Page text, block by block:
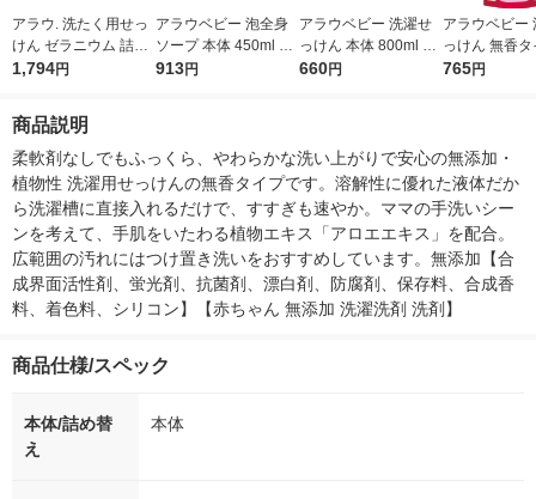
アラウ. 洗たく用せっ
けん ゼラニウム 詰め
替え 1L 1セット（3個
1,794円
アラウベビー 泡全身
ソープ 本体 450ml 無
添加 赤ちゃん 沐浴 サ
913円
アラウベビー 洗濯せ
っけん 本体 800ml 1
個 サラヤ 無添
660円
アラウベビー
っけん 無香
め替え 720ml
765円
商品説明
柔軟剤なしでもふっくら、やわらかな洗い上がりで安心の無添加・
植物性 洗濯用せっけんの無香タイプです。溶解性に優れた液体だか
ら洗濯槽に直接入れるだけで、すすぎも速やか。ママの手洗いシー
ンを考えて、手肌をいたわる植物エキス「アロエエキス」を配合。
広範囲の汚れにはつけ置き洗いをおすすめしています。無添加【合
成界面活性剤、蛍光剤、抗菌剤、漂白剤、防腐剤、保存料、合成香
料、着色料、シリコン】【赤ちゃん 無添加 洗濯洗剤 洗剤】
商品仕様/スペック
本体/詰め替
え
本体